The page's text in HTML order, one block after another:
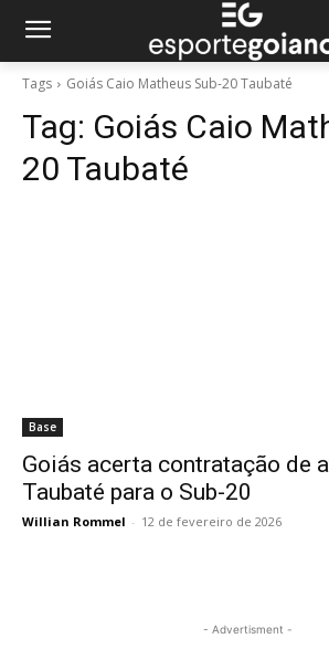
Tags Goiás Caio Matheus Sub-20 Taubaté
Tag: Goiás Caio
20 Taubaté
Base
Goiás acerta contratação de
Taubaté para o Sub-20
Willian Rommel - 12 de fevereiro de 2026
- Advertisment -